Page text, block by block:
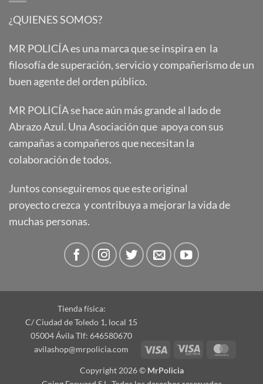
¿QUIENES SOMOS?
MR POLICÍA es una marca que se inspira en la
filosofía de superación, servicio y compañerismo de un
buen agente del orden público.
MR POLICÍA se hace aún más grande al lado de
Abrazo Azul. Una Asociación que apoya con sus
campañas a compañeros que necesitan la
colaboración de todos.
Juntos conseguiremos que este original
proyecto crezca y contribuya a mejorar la vida de
muchas personas.
Tienda física:
C/ Ciudad de Toledo 1, local 15
05004 Ávila Tlf: 646580670
avilashop@mrpolicia.com
Visa
Visa
Copyright 2026 © MrPolicia